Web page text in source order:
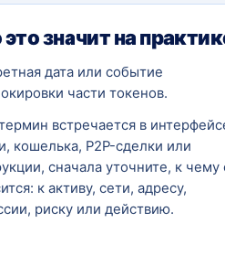
значит на
дата или событие
части токенов.
встречается в
кошелька, P2P-сделки или
сначала уточните, к чему
к активу, сети, адресу,
риску или действию.